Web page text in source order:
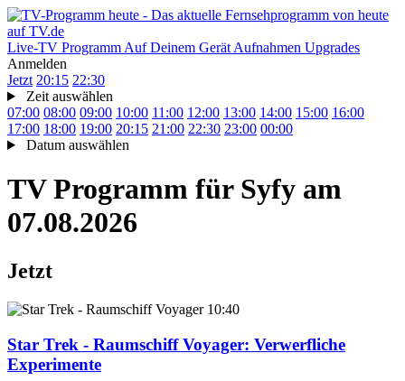
Live-TV Programm Auf Deinem Gerät Aufnahmen Upgrades
Anmelden
Jetzt 20:15 22:30
Zeit auswählen
07:00 08:00 09:00 10:00 11:00 12:00 13:00 14:00 15:00 16:00
17:00 18:00 19:00 20:15 21:00 22:30 23:00 00:00
Datum auswählen
TV Programm für Syfy am
07.08.2026
Jetzt
10:40
Star Trek - Raumschiff Voyager: Verwerfliche
Experimente